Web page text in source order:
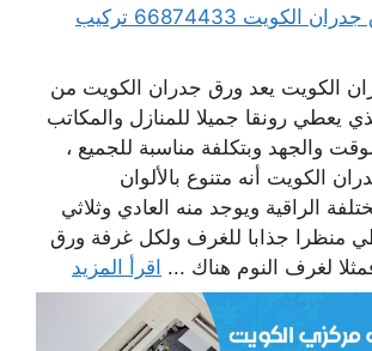
فني تركيب ورق جدران الكويت 66874433 تركيب
الكويت يعد ورق جدران الكويت من
يعطي رونقا جميلا للمنازل والمكاتب
والجهد وبتكلفة مناسبة للجميع ،
الكويت أنه متنوع بالألوان
الراقية ويوجد منه العادي وثلاثي
منظرا جذابا للغرف ولكل غرفة ورق
لغرف النوم هناك ... اقرأ المزيد